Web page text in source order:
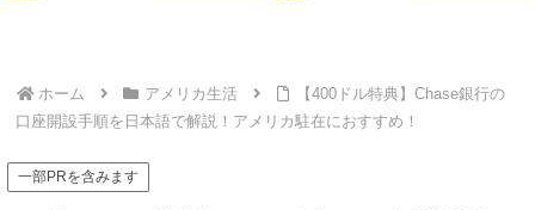
ホーム アメリカ生活
【400ドル特典】Chase銀行の
口座開設手順を日本語で解説！アメリカ駐在におすすめ！
一部PRを含みます